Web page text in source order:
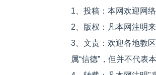
1、投稿：本网欢迎网
2、版权：凡本网注明
3、文责：欢迎各地教
属“信德”，但并不代表